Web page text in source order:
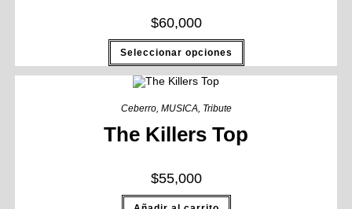
$60,000
Seleccionar opciones
Ceberro, MUSICA, Tribute
The Killers Top
$55,000